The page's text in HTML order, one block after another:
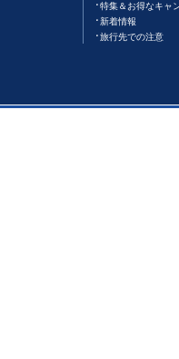
特集＆お得なキャ
新着情報
旅行先での注意